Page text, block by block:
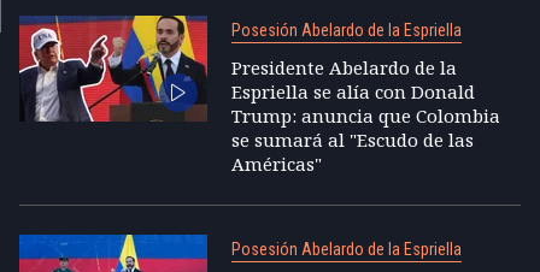
Posesión Abelardo de la Espriella
Presidente Abelardo de la
Espriella se alía con Donald
Trump: anuncia que Colombia
se sumará al "Escudo de las
Américas"
Posesión Abelardo de la Espriella